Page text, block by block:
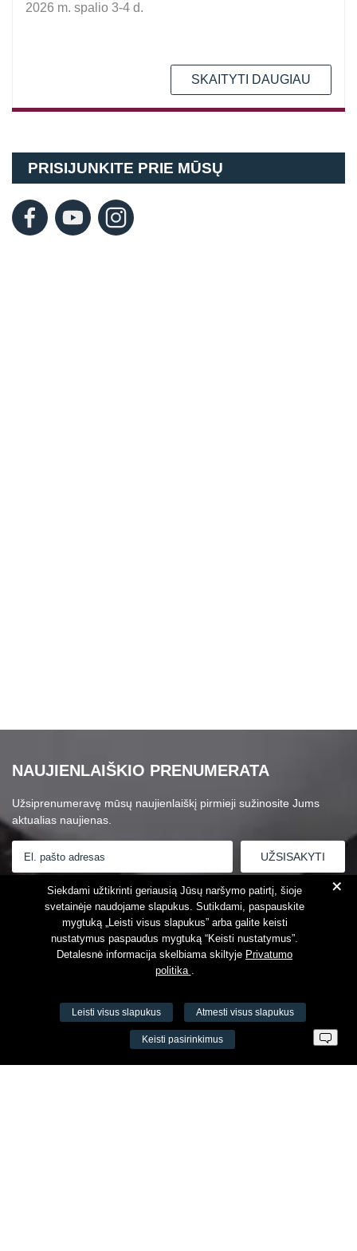
2026 m. spalio 3-4 d.
SKAITYTI DAUGIAU
PRISIJUNKITE PRIE MŪSŲ
NAUJIENLAIŠKIO PRENUMERATA
Užsiprenumeravę mūsų naujienlaiškį pirmieji sužinosite Jums
aktualias naujienas.
Susipažinau suPrivatumo politika
VŠĮ Fitneso mokymo centras AEROMIX
+
Siekdami užtikrinti geriausią Jūsų naršymo patirtį, šioje
svetainėje naudojame slapukus. Sutikdami, paspauskite
mygtuką „Leisti visus slapukus” arba galite keisti
nustatymus paspaudus mygtuką “Keisti nustatymus”.
Detalesnė informacija skelbiama skiltyje Privatumo
politika .
Leisti visus slapukus Atmesti visus slapukus
Keisti pasirinkimus